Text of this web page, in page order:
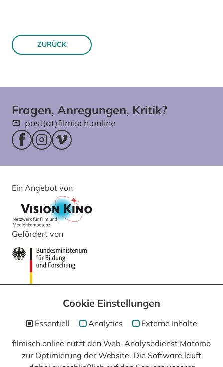
ZURÜCK
Fragen, Anregungen, Kritik?
post(at)filmisch.online
Facebookseite (öffnet im neuen Fenster)
Instagram (öffnet im neuen Fenster)
Vimeo (öffnet im neuen Fenster)
Ein Angebot von
Gefördert von
In Kooperation mit
Cookie Einstellungen
Essentiell Analytics Externe Inhalte
filmisch.online nutzt den Web-Analysedienst Matomo
zur Optimierung der Website. Die Software läuft